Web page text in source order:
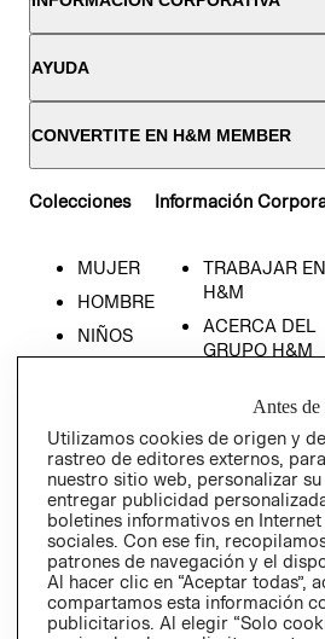
AYUDA
CONVERTITE EN H&M MEMBER
Colecciones
MUJER
HOMBRE
NIÑOS
Información
TRABAJAR EN
H&M
ACERCA DEL
GRUPO H&M
SOCIAL
PRENSA
RELACIÓN
POLÍTICA
Antes de
Utilizamos cookies de origen y
rastreo de editores externos,
nuestro sitio web, personalizar
entregar publicidad
boletines informativos en
sociales. Con ese fin,
patrones de navegación y el
Al hacer clic en “Aceptar todas”,
compartamos esta información
publicitarios. Al elegir “Solo